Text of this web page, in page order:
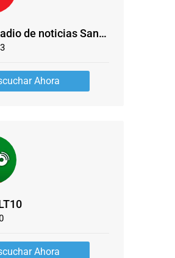
CNN Radio de noticias Santa Fe
Ahora
Ahora